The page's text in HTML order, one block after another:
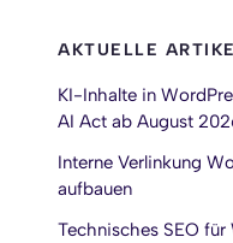
AKTUELLE
KI-Inhalte in
AI Act ab August
Interne Verlinkung
aufbauen
Technisches SEO